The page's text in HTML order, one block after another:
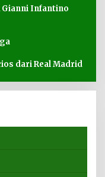
Gianni Infantino
dari Real Madrid